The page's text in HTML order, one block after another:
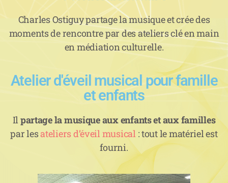
Charles Ostiguy partage la musique et crée des
moments de rencontre par des ateliers clé en main
en médiation culturelle.
Atelier d'éveil musical pour famille
et enfants
Ilpartage la musique aux enfants et aux familles
par lesateliers d’éveil musical : tout le matériel est
fourni.